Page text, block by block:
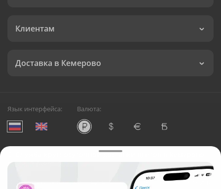
Клиентам
Доставка в Кемерово
Язык интерфейса: Валюта:
Служба круглосуточной доставки цветов в Кемерово
Русский Букет, 2026
Общество с ограниченной ответственностью «Технология»